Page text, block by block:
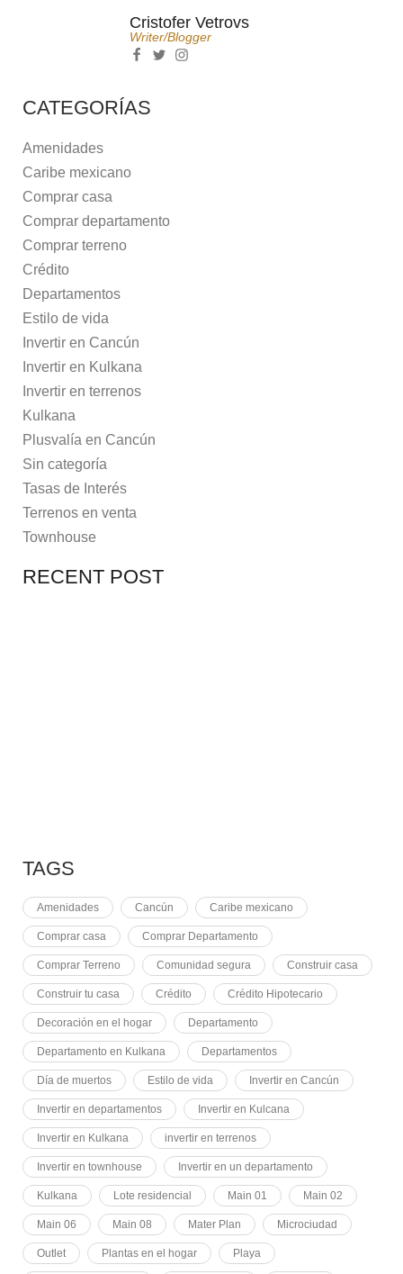
Cristofer Vetrovs
Writer/blogger
CATEGORÍAS
Amenidades
Caribe mexicano
Comprar casa
Comprar departamento
Comprar terreno
Crédito
Departamentos
Estilo de vida
Invertir en Cancún
Invertir en Kulkana
Invertir en terrenos
Kulkana
Plusvalía en Cancún
Sin categoría
Tasas de Interés
Terrenos en venta
Townhouse
RECENT POST
TAGS
Amenidades Cancún Caribe mexicano
Comprar casa Comprar Departamento
Comprar Terreno Comunidad segura Construir casa
Construir tu casa Crédito Crédito Hipotecario
Decoración en el hogar Departamento
Departamento en Kulkana Departamentos
Día de muertos Estilo de vida Invertir en Cancún
Invertir en departamentos Invertir en Kulcana
Invertir en Kulkana invertir en terrenos
Invertir en townhouse Invertir en un departamento
Kulkana Lote residencial Main 01 Main 02
Main 06 Main 08 Mater Plan Microciudad
Outlet Plantas en el hogar Playa